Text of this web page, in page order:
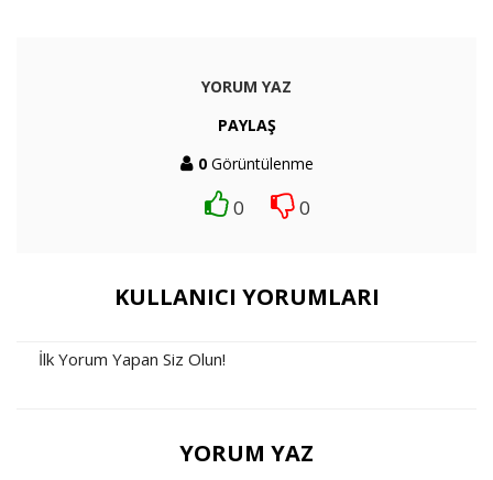
YORUM YAZ
PAYLAŞ
0Görüntülenme
0 0
KULLANICI YORUMLARI
İlk Yorum Yapan Siz Olun!
YORUM YAZ